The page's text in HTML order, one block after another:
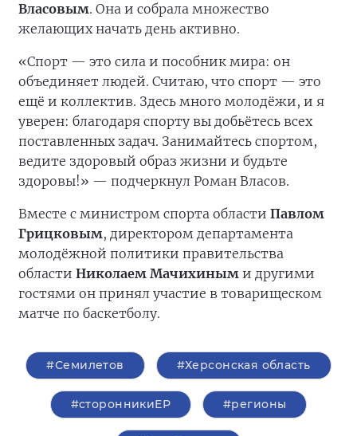
Власовым. Она и собрала множество
желающих начать день активно.
«Спорт — это сила и пособник мира: он
объединяет людей. Считаю, что спорт — это
ещё и коллектив. Здесь много молодёжи, и я
уверен: благодаря спорту вы добьётесь всех
поставленных задач. Занимайтесь спортом,
ведите здоровый образ жизни и будьте
здоровы!» — подчеркнул Роман Власов.
Вместе с министром спорта области Павлом
Грицковым, директором департамента
молодёжной политики правительства
области Николаем Мачихиным и другими
гостями он принял участие в товарищеском
матче по баскетболу.
#Семилетов #Херсонская область
#сторонникиЕР #регионы